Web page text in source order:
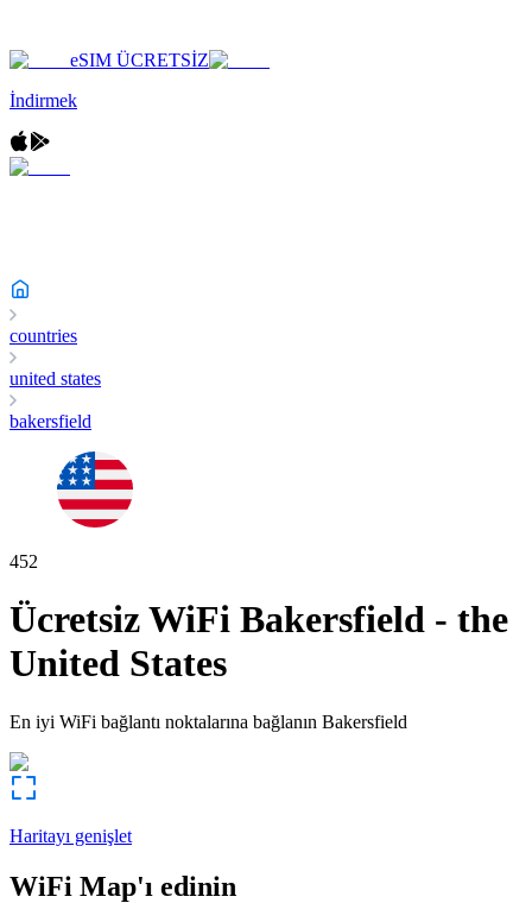
eSIM ÜCRETSİZ
İndirmek
countries
united states
bakersfield
452
Ücretsiz WiFi Bakersfield - the
United States
En iyi WiFi bağlantı noktalarına bağlanın Bakersfield
Haritayı genişlet
WiFi Map'ı edinin